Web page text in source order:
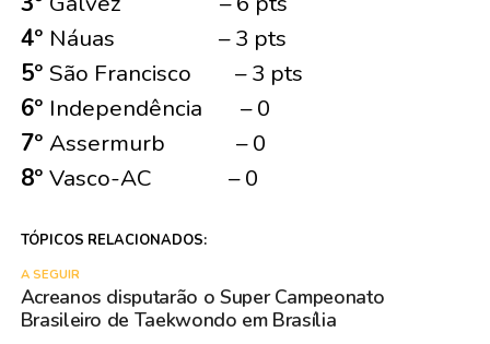
4º Náuas – 3 pts
5º São Francisco – 3 pts
6º Independência – 0
7º Assermurb – 0
8º Vasco-AC – 0
TÓPICOS RELACIONADOS:
A SEGUIR
Acreanos disputarão o Super Campeonato
Brasileiro de Taekwondo em Brasília